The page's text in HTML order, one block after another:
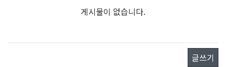
게시물이 없습니다.
글쓰기